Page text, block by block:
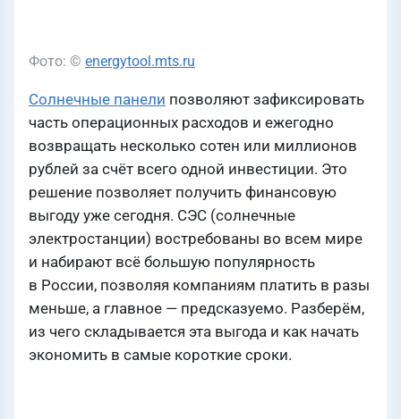
Фото: © energytool.mts.ru
Солнечные панели позволяют зафиксировать
часть операционных расходов и ежегодно
возвращать несколько сотен или миллионов
рублей за счёт всего одной инвестиции. Это
решение позволяет получить финансовую
выгоду уже сегодня. СЭС (солнечные
электростанции) востребованы во всем мире
и набирают всё большую популярность
в России, позволяя компаниям платить в разы
меньше, а главное — предсказуемо. Разберём,
из чего складывается эта выгода и как начать
экономить в самые короткие сроки.